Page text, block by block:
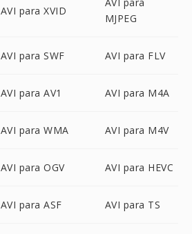
AVI para XVID
MJPEG
AVI para SWF AVI para FLV
AVI para AV1 AVI para M4A
AVI para WMA AVI para M4V
AVI para OGV AVI para HEVC
AVI para ASF AVI para TS